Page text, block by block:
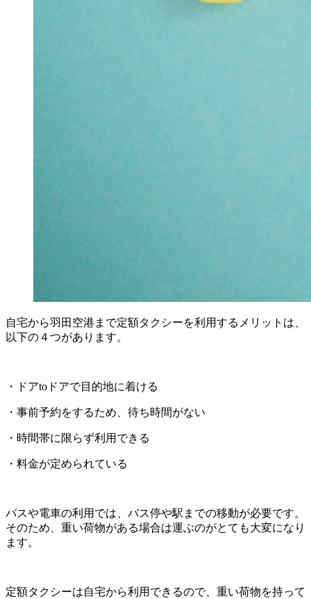
自宅から羽田空港まで定額タクシーを利用するメリットは、
以下の４つがあります。
・ドアtoドアで目的地に着ける
・事前予約をするため、待ち時間がない
・時間帯に限らず利用できる
・料金が定められている
バスや電車の利用では、バス停や駅までの移動が必要です。
そのため、重い荷物がある場合は運ぶのがとても大変になり
ます。
定額タクシーは自宅から利用できるので、重い荷物を持って